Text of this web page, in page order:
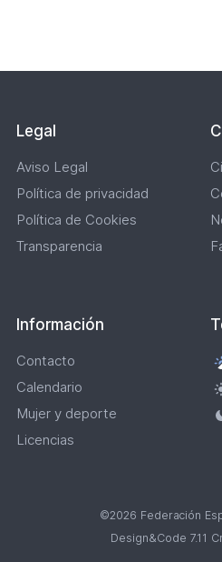
Legal
Aviso Legal
Política de privacidad
Política de Cookies
Transparencia
Información
Contacto
Calendario
Mujer y deporte
Licencias
©2026 Federación
Design&Code 7.11